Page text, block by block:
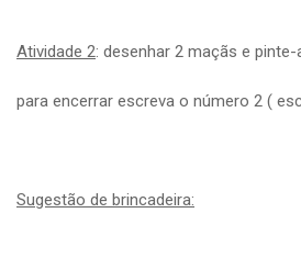
Atividade 2: desenhar 2 maçãs e
para encerrar escreva o número 2 (
Sugestão de brincadeira: